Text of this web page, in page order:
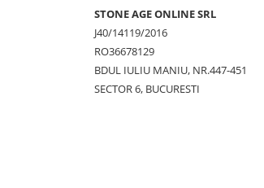
STONE AGE ONLINE SRL
J40/14119/2016
RO36678129
BDUL IULIU MANIU, NR.447-451
SECTOR 6, BUCURESTI